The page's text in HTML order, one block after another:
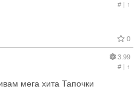
#| ↑
0
3.99
#| ↑
мега хита Тапочки